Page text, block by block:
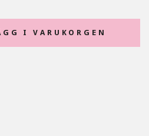
I VARUKORGEN